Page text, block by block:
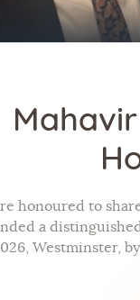
honoured to
a
Westminster,